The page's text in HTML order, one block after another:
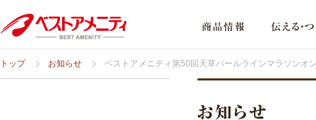
トップ お知らせ ベストアメニティ第50回天草パールラインマラソンオ